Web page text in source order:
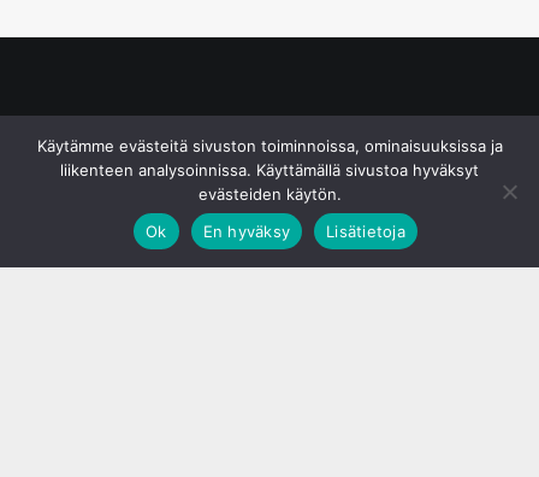
Käytämme evästeitä sivuston toiminnoissa, ominaisuuksissa ja
liikenteen analysoinnissa. Käyttämällä sivustoa hyväksyt
evästeiden käytön.
Ok
En hyväksy Lisätietoja